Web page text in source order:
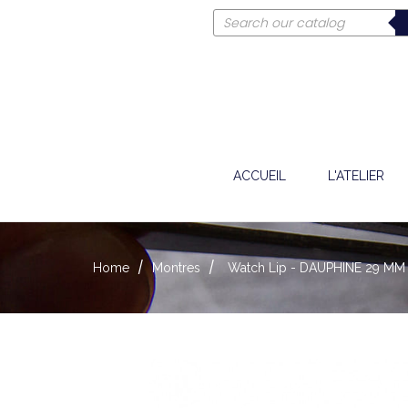
ACCUEIL L'ATELIER
Home Montres Watch Lip - DAUPHINE 29